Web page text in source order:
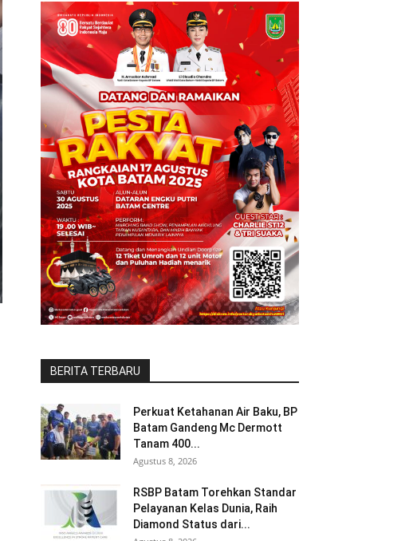
BERITA TERBARU
Perkuat Ketahanan Air Baku, BP
Batam Gandeng Mc Dermott
Tanam 400...
Agustus 8, 2026
RSBP Batam Torehkan Standar
Pelayanan Kelas Dunia, Raih
Diamond Status dari...